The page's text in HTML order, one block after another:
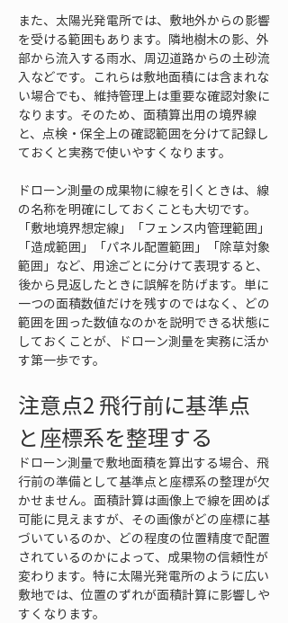
また、太陽光発電所では、敷地外からの影響
を受ける範囲もあります。隣地樹木の影、外
部から流入する雨水、周辺道路からの土砂流
入などです。これらは敷地面積には含まれな
い場合でも、維持管理上は重要な確認対象に
なります。そのため、面積算出用の境界線
と、点検・保全上の確認範囲を分けて記録し
ておくと実務で使いやすくなります。
ドローン測量の成果物に線を引くときは、線
の名称を明確にしておくことも大切です。
「敷地境界想定線」「フェンス内管理範囲」
「造成範囲」「パネル配置範囲」「除草対象
範囲」など、用途ごとに分けて表現すると、
後から見返したときに誤解を防げます。単に
一つの面積数値だけを残すのではなく、どの
範囲を囲った数値なのかを説明できる状態に
しておくことが、ドローン測量を実務に活か
す第一歩です。
注意点2 飛行前に基準点
と座標系を整理する
ドローン測量で敷地面積を算出する場合、飛
行前の準備として基準点と座標系の整理が欠
かせません。面積計算は画像上で線を囲めば
可能に見えますが、その画像がどの座標に基
づいているのか、どの程度の位置精度で配置
されているのかによって、成果物の信頼性が
変わります。特に太陽光発電所のように広い
敷地では、位置のずれが面積計算に影響しや
すくなります。